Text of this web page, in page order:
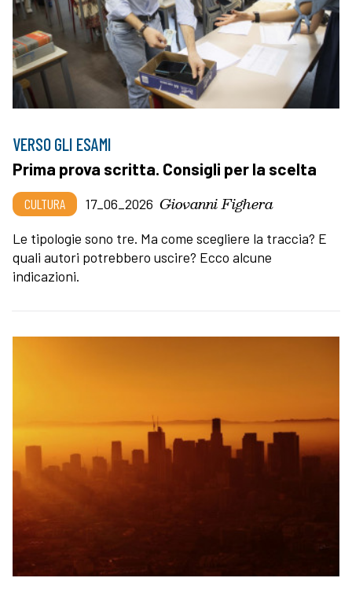
VERSO GLI ESAMI
Prima prova scritta. Consigli per la scelta
CULTURA 17_06_2026 Giovanni Fighera
Le tipologie sono tre. Ma come scegliere la traccia? E
quali autori potrebbero uscire? Ecco alcune
indicazioni.